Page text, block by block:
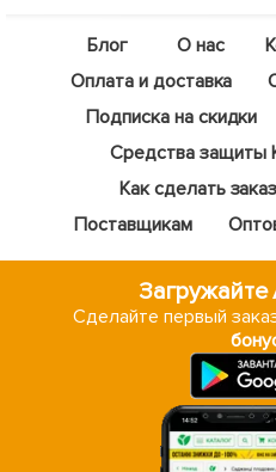
Блог О нас
Оплата и доставка
Подписка на скидки
Средства защиты
Как сделать
Поставщикам
Сделайте первый